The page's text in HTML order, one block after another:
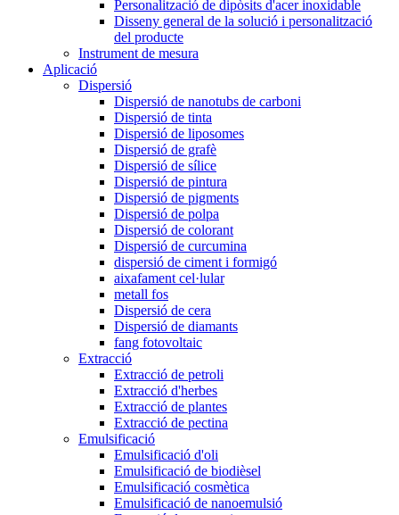
Personalització de dipòsits d'acer inoxidable
Disseny general de la solució i personalització
del producte
Instrument de mesura
Aplicació
Dispersió
Dispersió de nanotubs de carboni
Dispersió de tinta
Dispersió de liposomes
Dispersió de grafè
Dispersió de sílice
Dispersió de pintura
Dispersió de pigments
Dispersió de polpa
Dispersió de colorant
Dispersió de curcumina
dispersió de ciment i formigó
aixafament cel·lular
metall fos
Dispersió de cera
Dispersió de diamants
fang fotovoltaic
Extracció
Extracció de petroli
Extracció d'herbes
Extracció de plantes
Extracció de pectina
Emulsificació
Emulsificació d'oli
Emulsificació de biodièsel
Emulsificació cosmètica
Emulsificació de nanoemulsió